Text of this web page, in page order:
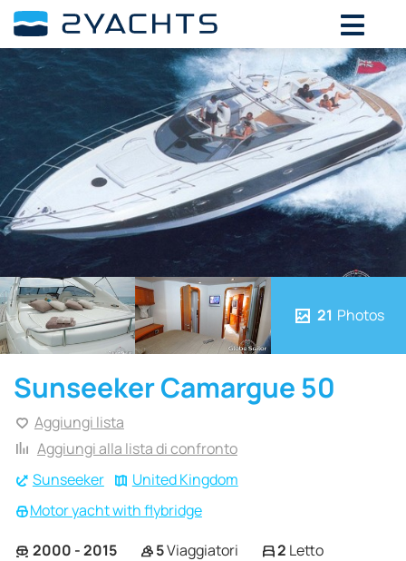
21 Photos
Sunseeker
United Kingdom
Motor yacht with flybridge
Sunseeker Camargue 50
Aggiungi lista
Aggiungi alla lista di confronto
2000 - 2015 5Viaggiatori 2 Letto